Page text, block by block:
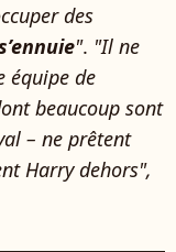
des
". "Il ne
équipe de
beaucoup sont
– ne prêtent
Harry dehors",